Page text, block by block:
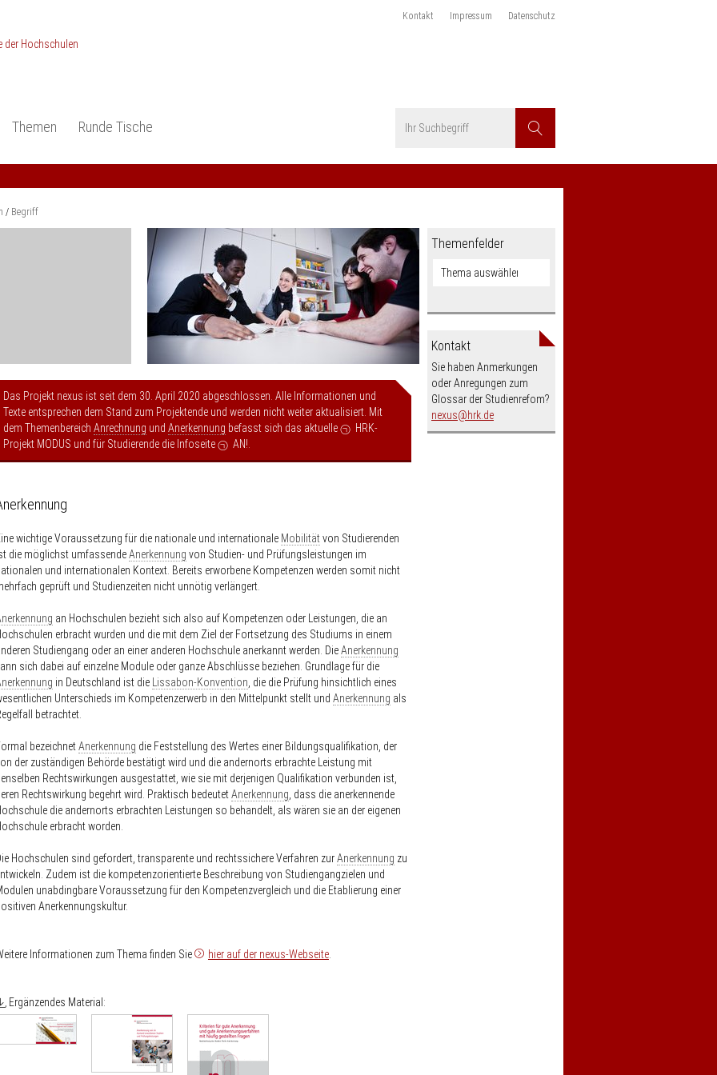
Kontakt Impressum Datenschutz
Suchen
Themen
Studieneingangsphase
Studienqualität
Praxisbezüge
Runde Tische
Anerkennung
wissenschaften
Begriff
Das Projekt nexus ist seit dem 30. April 2020 abgeschlossen. Alle Informationen und
Texte entsprechen dem Stand zum Projektende und werden nicht weiter aktualisiert. Mit
dem Themenbereich Anrechnung und Anerkennung befasst sich das aktuelle
HRK-
Projekt MODUS und für Studierende die Infoseite AN!
wichtige Voraussetzung für die nationale und internationale Mobilität von Studierenden
die möglichst umfassendeAnerkennung von Studien- und Prüfungsleistungen im
und internationalen Kontext. Bereits erworbene Kompetenzen werden somit nicht
geprüft und Studienzeiten nicht unnötig verlängert.
an Hochschulen bezieht sich also auf Kompetenzen oder Leistungen, die an
erbracht wurden und die mit dem Ziel der Fortsetzung des Studiums in einem
Studiengang oder an einer anderen Hochschule anerkannt werden. DieAnerkennung
sich dabei auf einzelne Module oder ganze Abschlüsse beziehen. Grundlage für die
in Deutschland ist die Lissabon-Konvention , die die Prüfung hinsichtlich eines
Unterschieds im Kompetenzerwerb in den Mittelpunkt stellt und Anerkennung als
betrachtet.
bezeichnetAnerkennung die Feststellung des Wertes einer Bildungsqualifikation, der
der zuständigen Behörde bestätigt wird und die andernorts erbrachte Leistung mit
Rechtswirkungen ausgestattet, wie sie mit derjenigen Qualifikation verbunden ist,
Rechtswirkung begehrt wird. Praktisch bedeutetAnerkennung , dass die anerkennende
die andernorts erbrachten Leistungen so behandelt, als wären sie an der eigenen
erbracht worden.
Hochschulen sind gefordert, transparente und rechtssichere Verfahren zurAnerkennung zu
Zudem ist die kompetenzorientierte Beschreibung von Studiengangzielen und
unabdingbare Voraussetzung für den Kompetenzvergleich und die Etablierung einer
Anerkennungskultur.
Informationen zum Thema finden Sie hier auf der nexus-Webseite
Ergänzendes Material:
Themenfelder
Kontakt
Sie haben Anmerkungen
oder Anregungen zum
Glossar der Studienrefom?
nexus
nospam-
hrk.de